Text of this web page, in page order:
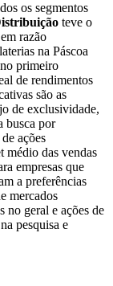
os segmentos
teve o
razão
na Páscoa
primeiro
de rendimentos
são as
de exclusividade,
busca por
ações
médio das vendas
empresas que
a preferências
mercados
no geral e ações de
pesquisa e